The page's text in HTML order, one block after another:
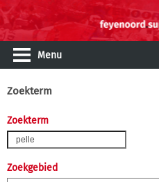
Menu
Zoekterm
Zoekterm
Zoekgebied